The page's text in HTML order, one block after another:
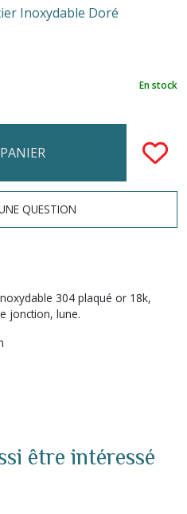
Inoxydable Doré
En stock
QUESTION
304 plaqué or 18k,
jonction, lune.
être intéressé